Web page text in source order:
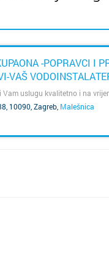
-POPRAVCI I
VAŠ
uslugu kvalitetno i na
10090, Zagreb Malešnica